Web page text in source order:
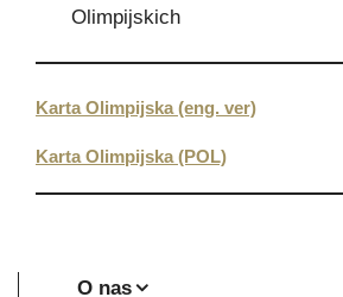
Olimpijskich
Karta Olimpijska (eng. ver)
Karta Olimpijska (POL)
O nas